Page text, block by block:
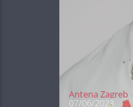
Antena Zagreb
07/06/2023